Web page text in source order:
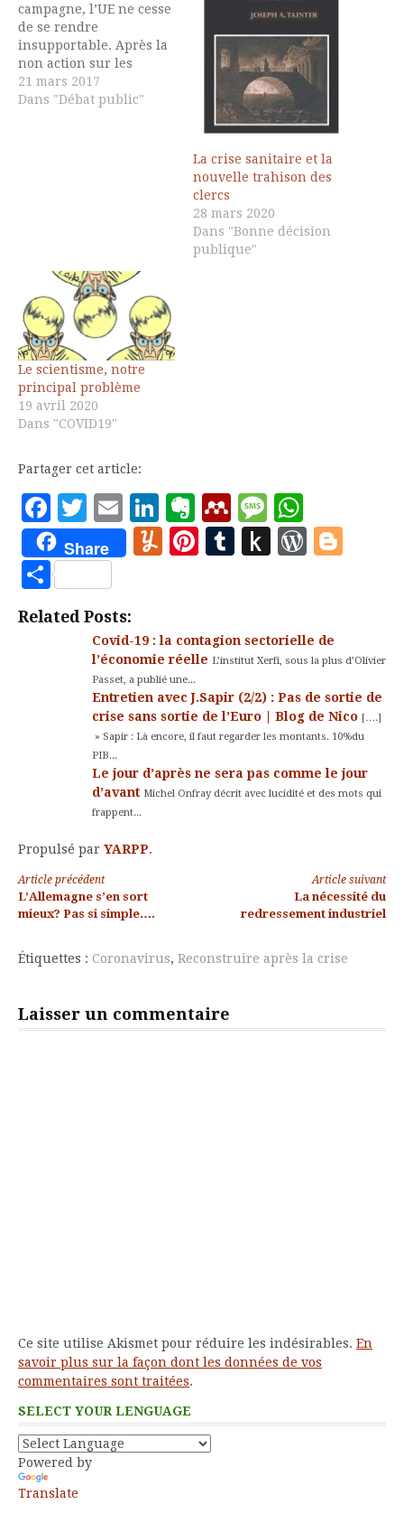
campagne, l’UE ne cesse
de se rendre
insupportable. Après la
non action sur les
perturbateurs
endocriniens et le
« discriminatoire ».
Pourtant, c’est une
mesure…
21 mars 2017
Dans "Débat public"
La crise sanitaire et la
nouvelle trahison des
clercs
28 mars 2020
Dans "Bonne décision
publique"
Le scientisme, notre
principal problème
19 avril 2020
Dans "COVID19"
Partager cet article:
Facebook
Twitter
EmailLinkedIn
Evernote
Mendeley
Message
Share Yummly
Pinterest
Tumblr
Push
Partager
Related Posts:
Covid-19 : la contagion sectorielle de
l’économie réelle L’institut Xerfi, sous la plus d’Olivier
Passet, a publié une...
Entretien avec J.Sapir (2/2) : Pas de sortie de
crise sans sortie de l’Euro | Blog de Nico [….]
» Sapir : Là encore, il faut regarder les montants. 10%du
PIB...
Le jour d’après ne sera pas comme le jour
d’avant Michel Onfray décrit avec lucidité et des mots qui
frappent...
Propulsé par YARPP.
Lire
la
suite
Article précédent
L’Allemagne s’en sort
mieux? Pas si simple….
Article suivant
La nécessité du
redressement industriel
Étiquettes : Coronavirus, Reconstruire après la crise
Laisser un commentaire
Ce site utilise Akismet pour réduire les indésirables. En
savoir plus sur la façon dont les données de vos
commentaires sont traitées.
SELECT YOUR LENGUAGE
Powered by
Translate